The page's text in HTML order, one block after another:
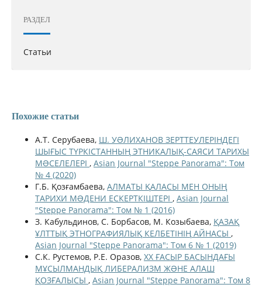
РАЗДЕЛ
Статьи
Похожие статьи
А.Т. Серубаева, Ш. УƏЛИХАНОВ ЗЕРТТЕУЛЕРІНДЕГІ
ШЫҒЫС ТҮРКІСТАННЫҢ ЭТНИКАЛЫҚ-САЯСИ ТАРИХЫ
МƏСЕЛЕЛЕРІ , Asian Journal "Steppe Panorama": Том
№ 4 (2020)
Г.Б. Қозғамбаева, АЛМАТЫ ҚАЛАСЫ МЕН ОНЫҢ
ТАРИХИ МƏДЕНИ ЕСКЕРТКІШТЕРІ , Asian Journal
"Steppe Panorama": Том № 1 (2016)
З. Кабульдинов, С. Борбасов, М. Козыбаева, ҚАЗАҚ
ҰЛТТЫҚ ЭТНОГРАФИЯЛЫҚ КЕЛБЕТІНІҢ АЙНАСЫ ,
Asian Journal "Steppe Panorama": Том 6 № 1 (2019)
С.К. Рустемов, Р.Е. Оразов, ХХ ҒАСЫР БАСЫНДАҒЫ
МҰСЫЛМАНДЫҚ ЛИБЕРАЛИЗМ ЖƏНЕ АЛАШ
ҚОЗҒАЛЫСЫ , Asian Journal "Steppe Panorama": Том 8